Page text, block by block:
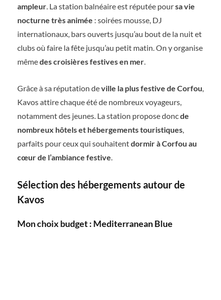
ampleur . La station balnéaire est réputée poursa vie
nocturne très animée : soirées mousse, DJ
internationaux, bars ouverts jusqu’au bout de la nuit et
clubs où faire la fête jusqu’au petit matin. On y organise
mêmedes croisières festives en mer
Grâce à sa réputation deville la plus festive de Corfou
Kavos attire chaque été de nombreux voyageurs,
notamment des jeunes. La station propose doncde
nombreux hôtels et hébergements touristiques
parfaits pour ceux qui souhaitentdormir à Corfou au
cœur de l’ambiance festive
Sélection des hébergements autour de
Kavos
Mon choix budget : Mediterranean Blue